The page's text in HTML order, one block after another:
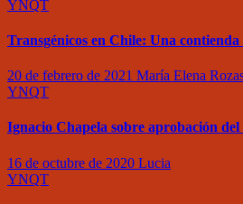
YNQT
Transgénicos en Chile: Una contienda
20 de febrero de 2021 María Elena
YNQT
Ignacio Chapela sobre aprobación
16 de octubre de 2020 Lucia
YNQT